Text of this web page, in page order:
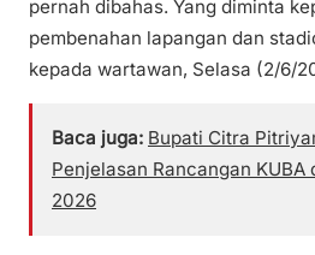
pernah dibahas. Yang diminta
pembenahan lapangan dan
kepada wartawan, Selasa (2/6/
Baca juga: Bupati Citra
Penjelasan Rancangan KUBA
2026